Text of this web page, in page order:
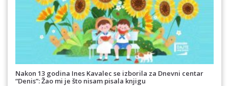
Nakon 13 godina Ines Kavalec se izborila za Dnevni centar
“Denis”: Žao mi je što nisam pisala knjigu